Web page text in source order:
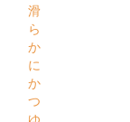
滑
ら
か
に
か
つ